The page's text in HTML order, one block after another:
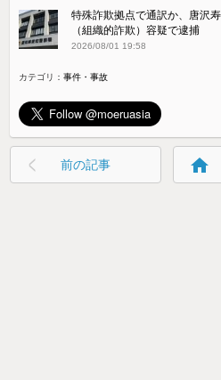
特殊詐欺拠点で通訳か、唐沢
（組織的詐欺）容疑で逮捕
2026/08/01 19:58
カテゴリ：事件・事故
前の記事 home